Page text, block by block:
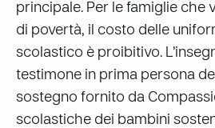
principale. Per le famiglie che
di povertà, il costo delle
scolastico è proibitivo.
testimone in prima persona
sostegno fornito da
scolastiche dei bambini